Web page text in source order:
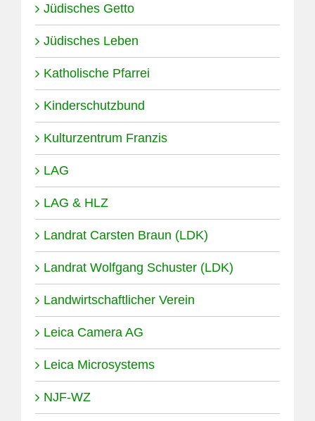
Jüdisches Getto
Jüdisches Leben
Katholische Pfarrei
Kinderschutzbund
Kulturzentrum Franzis
LAG
LAG & HLZ
Landrat Carsten Braun (LDK)
Landrat Wolfgang Schuster (LDK)
Landwirtschaftlicher Verein
Leica Camera AG
Leica Microsystems
NJF-WZ